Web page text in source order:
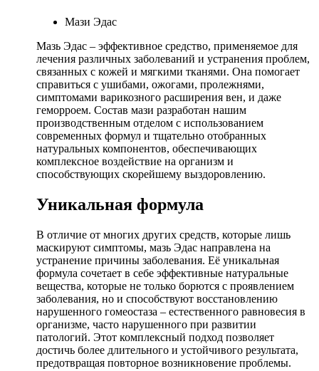
Мази Эдас
Мазь Эдас – эффективное средство, применяемое для
лечения различных заболеваний и устранения проблем,
связанных с кожей и мягкими тканями. Она помогает
справиться с ушибами, ожогами, пролежнями,
симптомами варикозного расширения вен, и даже
геморроем. Состав мази разработан нашим
производственным отделом с использованием
современных формул и тщательно отобранных
натуральных компонентов, обеспечивающих
комплексное воздействие на организм и
способствующих скорейшему выздоровлению.
Уникальная формула
В отличие от многих других средств, которые лишь
маскируют симптомы, мазь Эдас направлена на
устранение причины заболевания. Её уникальная
формула сочетает в себе эффективные натуральные
вещества, которые не только борются с проявлением
заболевания, но и способствуют восстановлению
нарушенного гомеостаза – естественного равновесия в
организме, часто нарушенного при развитии
патологий. Этот комплексный подход позволяет
достичь более длительного и устойчивого результата,
предотвращая повторное возникновение проблемы.